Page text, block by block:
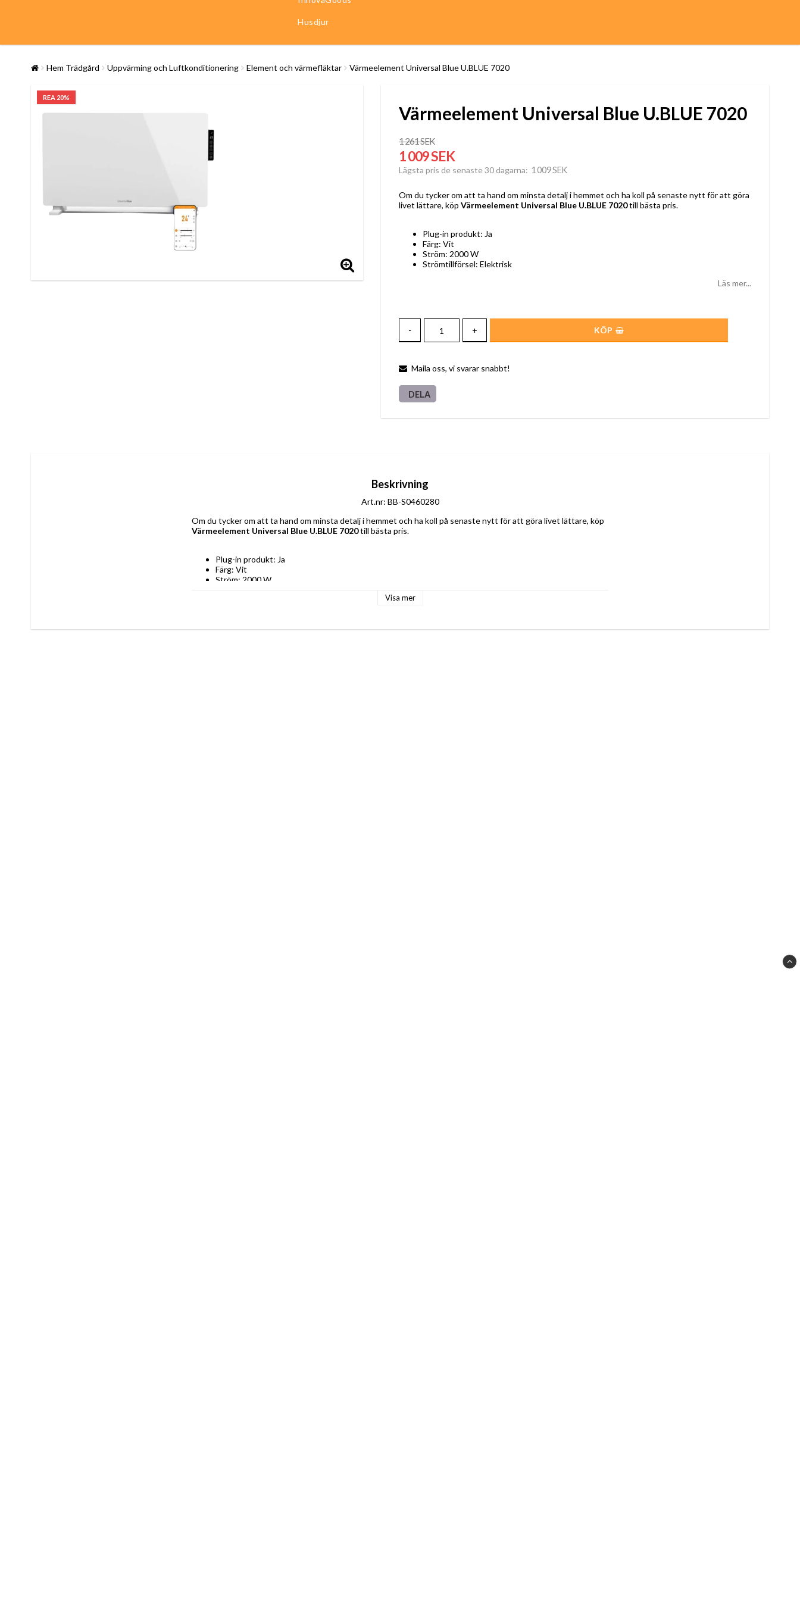
Husdjur
Hem Trädgård Uppvärming och Luftkonditionering Element och värmefläktar Värmeelement Universal Blue U.BLUE 7020
REA 20%
Värmeelement Universal Blue U.BLUE 7020
1 261 SEK
1 009 SEK
Lägsta pris de senaste 30 dagarna 1 009 SEK
Om du tycker om att ta hand om minsta detalj i hemmet och ha koll på senaste nytt för att göra
livet lättare, köp Värmeelement Universal Blue U.BLUE 7020till bästa pris.
Plug-in produkt: Ja
Färg: Vit
Ström: 2000 W
Strömtillförsel: Elektrisk
Läs mer...
- + KÖP
Maila oss, vi svarar snabbt!
DELA
Beskrivning
Art.nr: BB-S0460280
Värmeelement Universal Blue U.BLUE 7020 till bästa pris.
Plug-in produkt: Ja
Färg: Vit
Ström: 2000 W
Visa mer